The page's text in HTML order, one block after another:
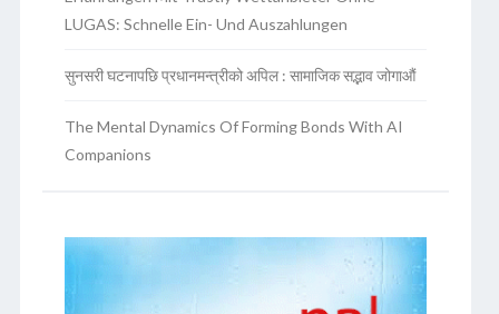
LUGAS: Schnelle Ein- Und Auszahlungen
सुनसरी घटनापछि प्रधानमन्त्रीको अपिल : सामाजिक सद्भाव जोगाऔं
The Mental Dynamics Of Forming Bonds With AI
Companions